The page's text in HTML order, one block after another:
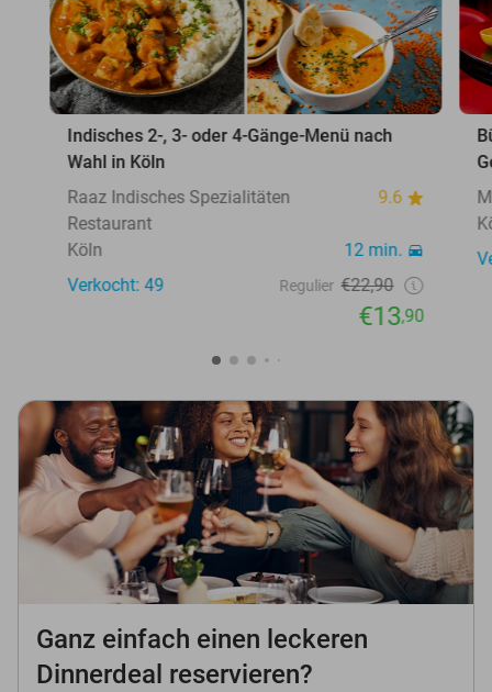
Indisches 2-, 3- oder 4-Gänge-Menü nach
Wahl in Köln
Raaz Indisches Spezialitäten
Restaurant
9.6
Köln
12 min.
Verkocht: 49
Regulier €22,90
€13,90
Ganz einfach einen leckeren
Dinnerdeal reservieren?